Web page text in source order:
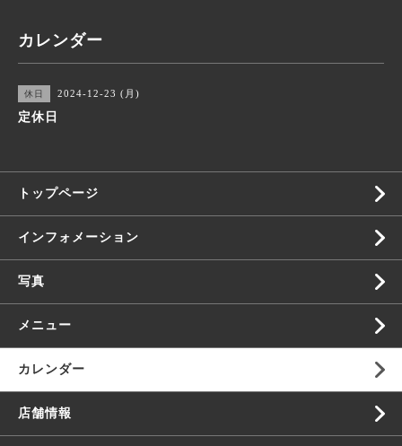
カレンダー
休日 2024-12-23 (月)
定休日
トップページ
インフォメーション
写真
メニュー
カレンダー
店舗情報